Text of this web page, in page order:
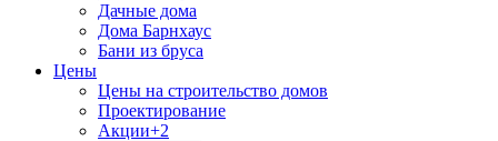
Дачные дома
Дома Барнхаус
Бани из бруса
Цены
Цены на строительство домов
Проектирование
Акции+2